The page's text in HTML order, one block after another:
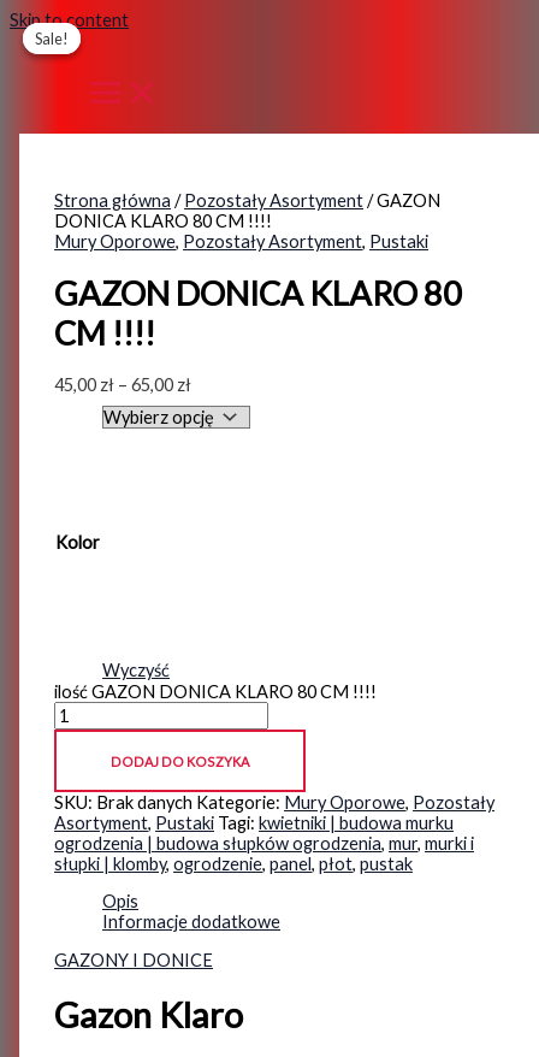
Skip to content
Strona główna /Pozostały Asortyment/ GAZON
DONICA KLARO 80 CM !!!!
Mury Oporowe, Pozostały Asortyment, Pustaki
GAZON DONICA KLARO 80
CM !!!!
45,00zł –65,00zł
Kolor
Wyczyść
ilość GAZON DONICA KLARO 80 CM !!!!
DODAJ DO KOSZYKA
SKU: Brak danych Kategorie: Mury Oporowe, Pozostały
Asortyment, Pustaki Tagi:kwietniki | budowa murku
ogrodzenia | budowa słupków ogrodzenia,mur,murki i
słupki | klomby,ogrodzenie,panel,płot,pustak
Opis
Informacje dodatkowe
GAZONY I DONICE
Gazon Klaro
Sale!
Sale!